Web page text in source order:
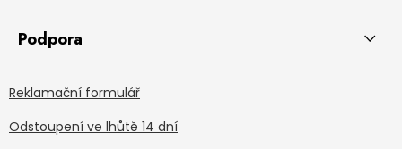
Podpora
Reklamační formulář
Odstoupení ve lhůtě 14 dní